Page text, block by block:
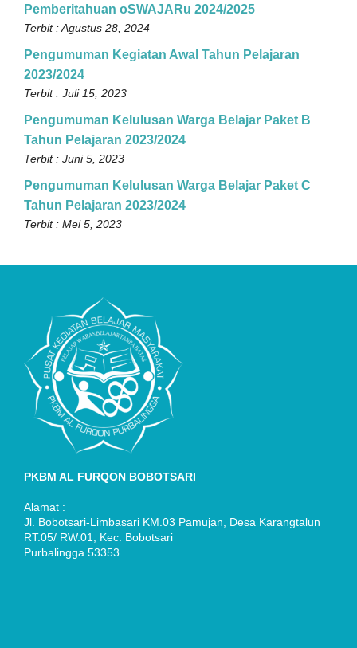
Pemberitahuan oSWAJARu 2024/2025
Terbit : Agustus 28, 2024
Pengumuman Kegiatan Awal Tahun Pelajaran
2023/2024
Terbit : Juli 15, 2023
Pengumuman Kelulusan Warga Belajar Paket B
Tahun Pelajaran 2023/2024
Terbit : Juni 5, 2023
Pengumuman Kelulusan Warga Belajar Paket C
Tahun Pelajaran 2023/2024
Terbit : Mei 5, 2023
PKBM AL FURQON BOBOTSARI
Alamat :
Jl. Bobotsari-Limbasari KM.03 Pamujan, Desa Karangtalun
RT.05/ RW.01, Kec. Bobotsari
Purbalingga 53353